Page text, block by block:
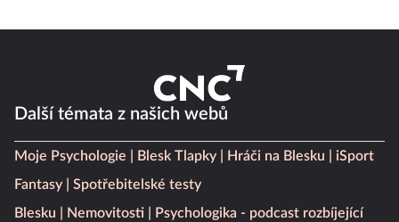
Další témata z našich webů
Moje Psychologie Blesk Tlapky Hráči na Blesku
iSport
Fantasy
Spotřebitelské testy
Blesku
Nemovitosti
Psychologika - podcast rozbíjející